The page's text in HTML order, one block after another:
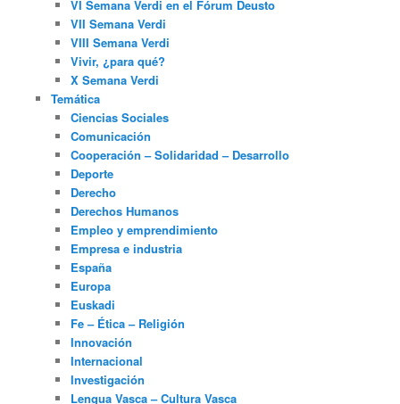
VI Semana Verdi en el Fórum Deusto
VII Semana Verdi
VIII Semana Verdi
Vivir, ¿para qué?
X Semana Verdi
Temática
Ciencias Sociales
Comunicación
Cooperación – Solidaridad – Desarrollo
Deporte
Derecho
Derechos Humanos
Empleo y emprendimiento
Empresa e industria
España
Europa
Euskadi
Fe – Ética – Religión
Innovación
Internacional
Investigación
Lengua Vasca – Cultura Vasca